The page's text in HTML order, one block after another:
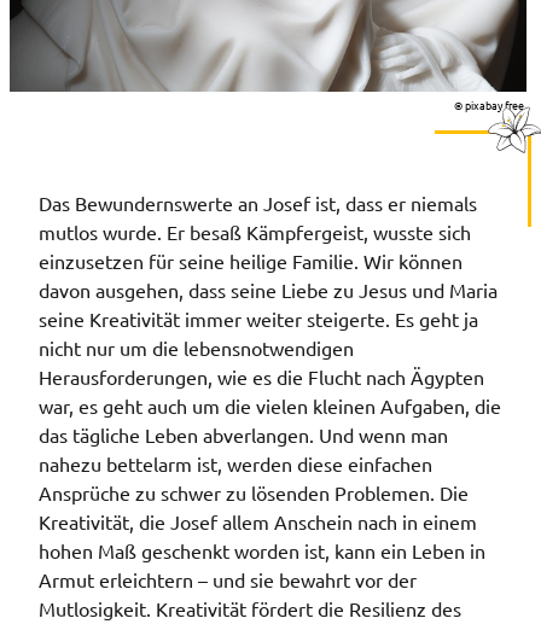
© pixabay free
Das Bewundernswerte an Josef ist, dass er niemals
mutlos wurde. Er besaß Kämpfergeist, wusste sich
einzusetzen für seine heilige Familie. Wir können
davon ausgehen, dass seine Liebe zu Jesus und Maria
seine Kreativität immer weiter steigerte. Es geht ja
nicht nur um die lebensnotwendigen
Herausforderungen, wie es die Flucht nach Ägypten
war, es geht auch um die vielen kleinen Aufgaben, die
das tägliche Leben abverlangen. Und wenn man
nahezu bettelarm ist, werden diese einfachen
Ansprüche zu schwer zu lösenden Problemen. Die
Kreativität, die Josef allem Anschein nach in einem
hohen Maß geschenkt worden ist, kann ein Leben in
Armut erleichtern – und sie bewahrt vor der
Mutlosigkeit. Kreativität fördert die Resilienz des